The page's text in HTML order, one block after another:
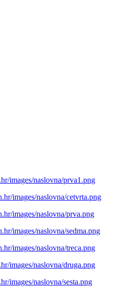
images/naslovna/prva1.png
images/naslovna/cetvrta.png
images/naslovna/prva.png
images/naslovna/sedma.png
images/naslovna/treca.png
images/naslovna/druga.png
images/naslovna/sesta.png